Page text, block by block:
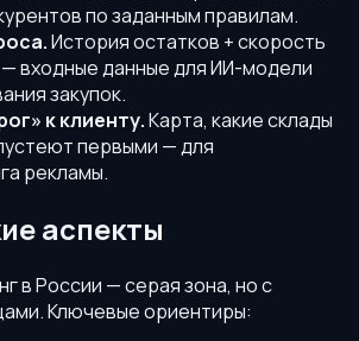
по заданным правилам.
История остатков + скорость
входные данные для ИИ-модели
закупок.
к клиенту.Карта, какие склады
первыми — для
рекламы.
аспекты
в России — серая зона, но с
Ключевые ориентиры: